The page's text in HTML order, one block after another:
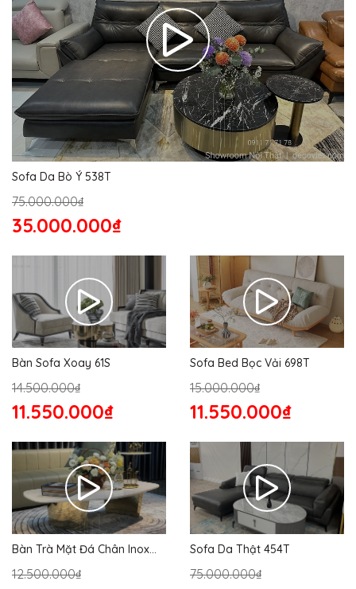
Sofa Da Bò Ý 538T
75.000.000₫
35.000.000₫
Bàn Sofa Xoay 61S
14.500.000₫
11.550.000₫
Sofa Bed Bọc Vải 698T
15.000.000₫
11.550.000₫
Bàn Trà Mặt Đá Chân Inox
12.500.000₫
Sofa Da Thật 454T
75.000.000₫